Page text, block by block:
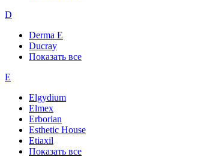
D
Derma E
Ducray
Показать все
E
Elgydium
Elmex
Erborian
Esthetic House
Etiaxil
Показать все